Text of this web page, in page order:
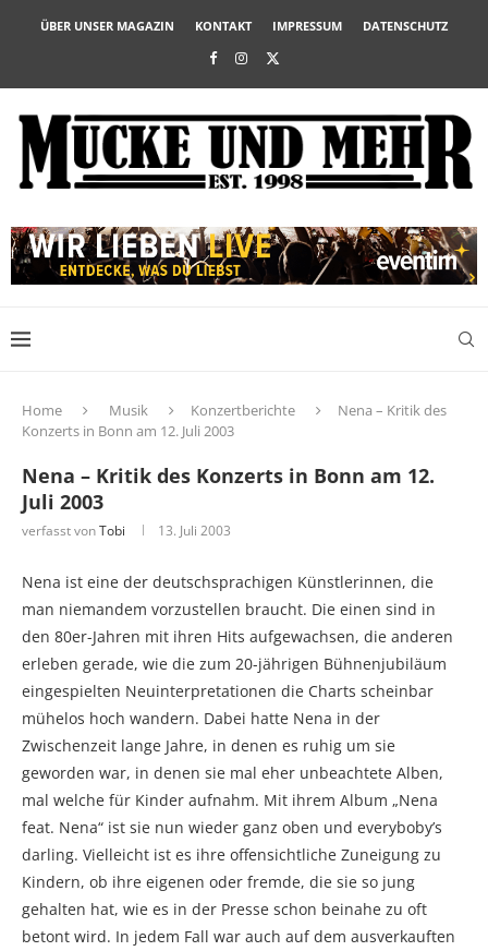
ÜBER UNSER MAGAZIN KONTAKT IMPRESSUM DATENSCHUTZ
Home Musik Konzertberichte
Nena – Kritik des
Konzerts in Bonn am 12. Juli 2003
Nena – Kritik des Konzerts in Bonn am 12.
Juli 2003
verfasst vonTobi 13. Juli 2003
Nena ist eine der deutschsprachigen Künstlerinnen, die
man niemandem vorzustellen braucht. Die einen sind in
den 80er-Jahren mit ihren Hits aufgewachsen, die anderen
erleben gerade, wie die zum 20-jährigen Bühnenjubiläum
eingespielten Neuinterpretationen die Charts scheinbar
mühelos hoch wandern. Dabei hatte Nena in der
Zwischenzeit lange Jahre, in denen es ruhig um sie
geworden war, in denen sie mal eher unbeachtete Alben,
mal welche für Kinder aufnahm. Mit ihrem Album „Nena
feat. Nena“ ist sie nun wieder ganz oben und everyboby’s
darling. Vielleicht ist es ihre offensichtliche Zuneigung zu
Kindern, ob ihre eigenen oder fremde, die sie so jung
gehalten hat, wie es in der Presse schon beinahe zu oft
betont wird. In jedem Fall war auch auf dem ausverkauften